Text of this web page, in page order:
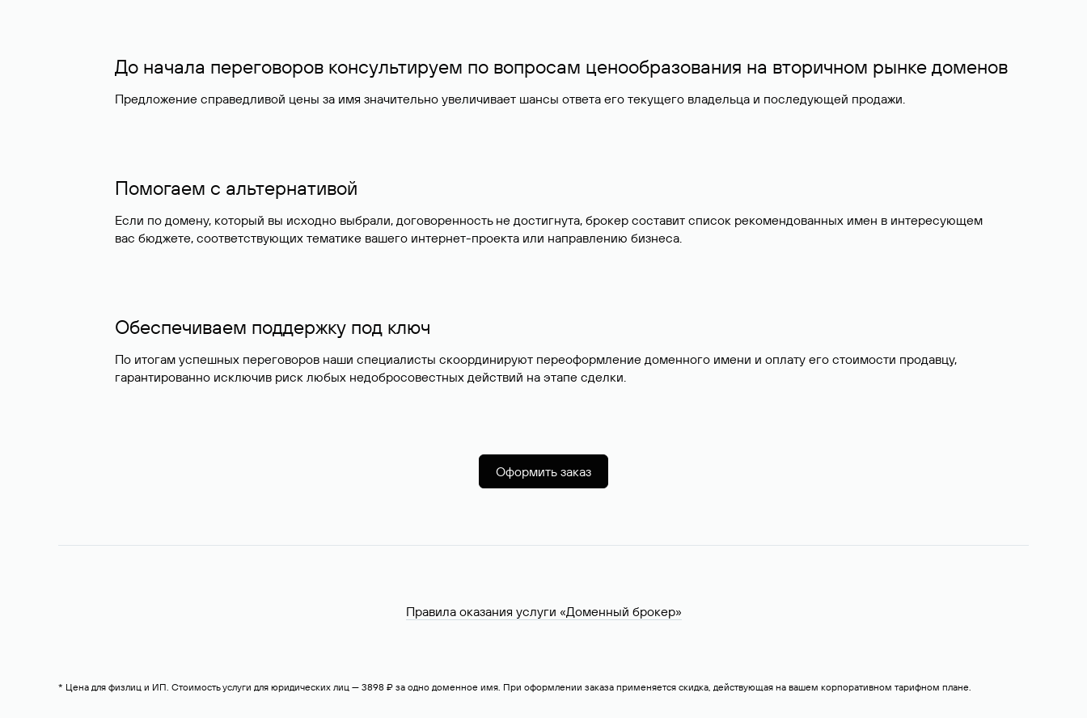
До начала переговоров консультируем по вопросам ценообразования на вторичном рынке доменов
Предложение справедливой цены за имя значительно увеличивает шансы ответа его текущего владельца и последующей продажи.
Помогаем с альтернативой
Если по домену, который вы исходно выбрали, договоренность не достигнута, брокер составит список рекомендованных имен в интересующем
вас бюджете, соответствующих тематике вашего интернет-проекта или направлению бизнеса.
Обеспечиваем поддержку под ключ
По итогам успешных переговоров наши специалисты скоординируют переоформление доменного имени и оплату его стоимости продавцу,
гарантированно исключив риск любых недобросовестных действий на этапе сделки.
Оформить заказ
Правила оказания услуги «Доменный брокер»
* Цена для физлиц и ИП. Стоимость услуги для юридических лиц — 3898 ₽ за одно доменное имя. При оформлении заказа применяется скидка, действующая на вашем корпоративном тарифном плане.